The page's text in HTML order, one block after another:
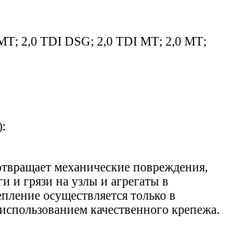
2,0 TDI DSG; 2,0 TDI МТ; 2,0 МТ;
механические повреждения,
и грязи на узлы и агрегаты в
осуществляется только в
качественного крепежа.